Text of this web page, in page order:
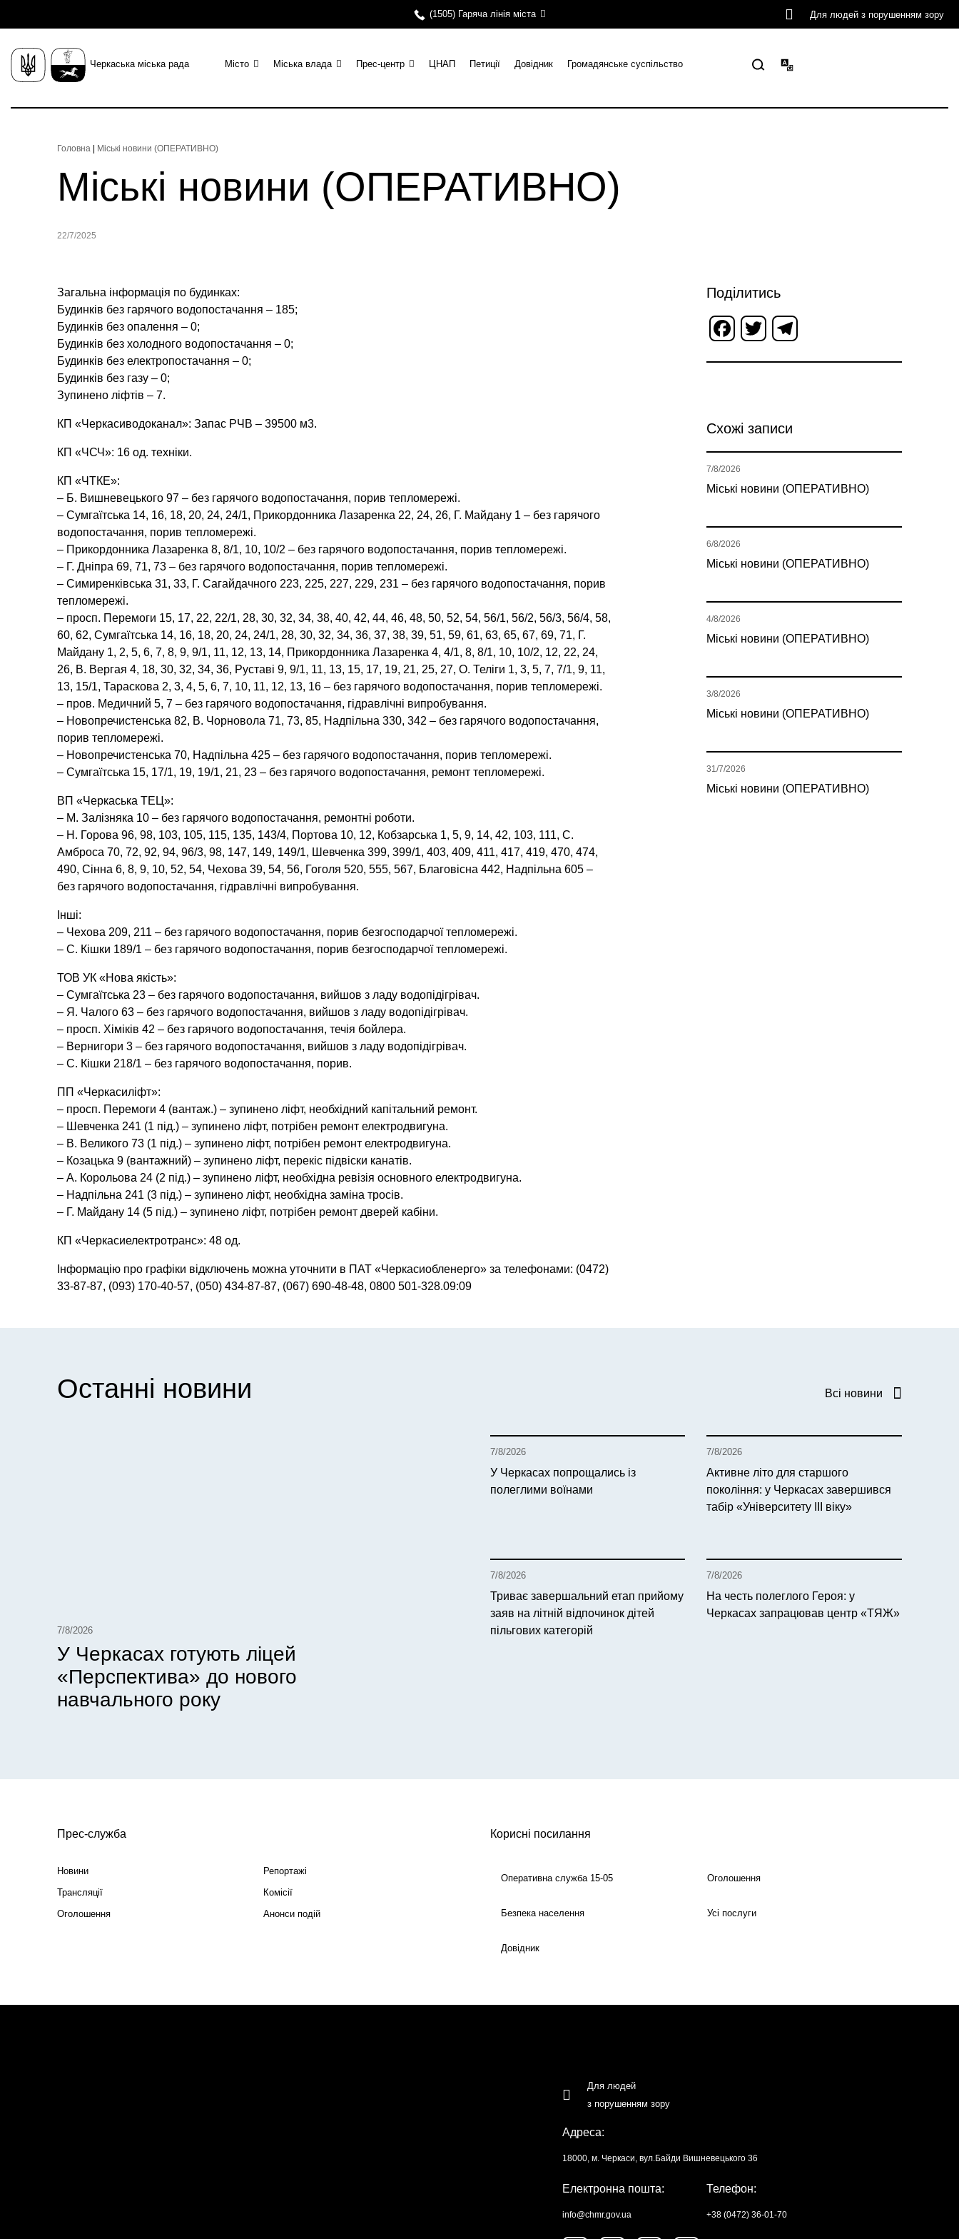
(1505) Гаряча лінія міста Для людей з порушенням зору
Черкаська міська рада Місто Міська влада Прес-центр ЦНАП Петиції Довідник Громадянське суспільство
Головна Міські новини (ОПЕРАТИВНО)
Міські новини (ОПЕРАТИВНО)
22/7/2025
Загальна інформація по будинках:
Будинків без гарячого водопостачання – 185;
Будинків без опалення – 0;
Будинків без холодного водопостачання – 0;
Будинків без електропостачання – 0;
Будинків без газу – 0;
Зупинено ліфтів – 7.
КП «Черкасиводоканал»: Запас РЧВ – 39500 м3.
КП «ЧСЧ»: 16 од. техніки.
КП «ЧТКЕ»:
– Б. Вишневецького 97 – без гарячого водопостачання, порив тепломережі.
– Сумгаїтська 14, 16, 18, 20, 24, 24/1, Прикордонника Лазаренка 22, 24, 26, Г. Майдану 1 – без гарячого
водопостачання, порив тепломережі.
– Прикордонника Лазаренка 8, 8/1, 10, 10/2 – без гарячого водопостачання, порив тепломережі.
– Г. Дніпра 69, 71, 73 – без гарячого водопостачання, порив тепломережі.
– Симиренківська 31, 33, Г. Сагайдачного 223, 225, 227, 229, 231 – без гарячого водопостачання, порив
тепломережі.
– просп. Перемоги 15, 17, 22, 22/1, 28, 30, 32, 34, 38, 40, 42, 44, 46, 48, 50, 52, 54, 56/1, 56/2, 56/3, 56/4, 58,
60, 62, Сумгаїтська 14, 16, 18, 20, 24, 24/1, 28, 30, 32, 34, 36, 37, 38, 39, 51, 59, 61, 63, 65, 67, 69, 71, Г.
Майдану 1, 2, 5, 6, 7, 8, 9, 9/1, 11, 12, 13, 14, Прикордонника Лазаренка 4, 4/1, 8, 8/1, 10, 10/2, 12, 22, 24,
26, В. Вергая 4, 18, 30, 32, 34, 36, Руставі 9, 9/1, 11, 13, 15, 17, 19, 21, 25, 27, О. Теліги 1, 3, 5, 7, 7/1, 9, 11,
13, 15/1, Тараскова 2, 3, 4, 5, 6, 7, 10, 11, 12, 13, 16 – без гарячого водопостачання, порив тепломережі.
– пров. Медичний 5, 7 – без гарячого водопостачання, гідравлічні випробування.
– Новопречистенська 82, В. Чорновола 71, 73, 85, Надпільна 330, 342 – без гарячого водопостачання,
порив тепломережі.
– Новопречистенська 70, Надпільна 425 – без гарячого водопостачання, порив тепломережі.
– Сумгаїтська 15, 17/1, 19, 19/1, 21, 23 – без гарячого водопостачання, ремонт тепломережі.
ВП «Черкаська ТЕЦ»:
– М. Залізняка 10 – без гарячого водопостачання, ремонтні роботи.
– Н. Горова 96, 98, 103, 105, 115, 135, 143/4, Портова 10, 12, Кобзарська 1, 5, 9, 14, 42, 103, 111, С.
Амброса 70, 72, 92, 94, 96/3, 98, 147, 149, 149/1, Шевченка 399, 399/1, 403, 409, 411, 417, 419, 470, 474,
490, Сінна 6, 8, 9, 10, 52, 54, Чехова 39, 54, 56, Гоголя 520, 555, 567, Благовісна 442, Надпільна 605 –
без гарячого водопостачання, гідравлічні випробування.
Інші:
– Чехова 209, 211 – без гарячого водопостачання, порив безгосподарчої тепломережі.
– С. Кішки 189/1 – без гарячого водопостачання, порив безгосподарчої тепломережі.
ТОВ УК «Нова якість»:
– Сумгаїтська 23 – без гарячого водопостачання, вийшов з ладу водопідігрівач.
– Я. Чалого 63 – без гарячого водопостачання, вийшов з ладу водопідігрівач.
– просп. Хіміків 42 – без гарячого водопостачання, течія бойлера.
– Вернигори 3 – без гарячого водопостачання, вийшов з ладу водопідігрівач.
– С. Кішки 218/1 – без гарячого водопостачання, порив.
ПП «Черкасиліфт»:
– просп. Перемоги 4 (вантаж.) – зупинено ліфт, необхідний капітальний ремонт.
– Шевченка 241 (1 під.) – зупинено ліфт, потрібен ремонт електродвигуна.
– В. Великого 73 (1 під.) – зупинено ліфт, потрібен ремонт електродвигуна.
– Козацька 9 (вантажний) – зупинено ліфт, перекіс підвіски канатів.
– А. Корольова 24 (2 під.) – зупинено ліфт, необхідна ревізія основного електродвигуна.
– Надпільна 241 (3 під.) – зупинено ліфт, необхідна заміна тросів.
– Г. Майдану 14 (5 під.) – зупинено ліфт, потрібен ремонт дверей кабіни.
КП «Черкасиелектротранс»: 48 од.
Інформацію про графіки відключень можна уточнити в ПАТ «Черкасиобленерго» за телефонами: (0472)
33-87-87, (093) 170-40-57, (050) 434-87-87, (067) 690-48-48, 0800 501-328.09:09
Поділитись
Facebook
Twitter
Схожі записи
Міські новини (ОПЕРАТИВНО)
7/8/2026
Міські новини (ОПЕРАТИВНО)
6/8/2026
Міські новини (ОПЕРАТИВНО)
4/8/2026
Міські новини (ОПЕРАТИВНО)
3/8/2026
Міські новини (ОПЕРАТИВНО)
31/7/2026
Останні новини Всі новини
7/8/2026
У Черкасах готують ліцей
«Перспектива» до нового
навчального року
7/8/2026
У Черкасах попрощались із
полеглими воїнами
7/8/2026
Активне літо для старшого
покоління: у Черкасах завершився
табір «Університету ІІІ віку»
7/8/2026
Триває завершальний етап прийому
заяв на літній відпочинок дітей
пільгових категорій
7/8/2026
На честь полеглого Героя: у
Черкасах запрацював центр «ТЯЖ»
Прес-служба
Новини
Репортажі
Трансляції
Комісії
Оголошення
Анонси подій
Корисні посилання
Оперативна служба 15-05 Оголошення
Безпека населення Усі послуги
Довідник
Для людей
з порушенням зору
Адреса:
18000, м. Черкаси, вул.Байди Вишневецького 36
Електронна пошта:
info@chmr.gov.ua
Телефон:
+38 (0472) 36-01-70